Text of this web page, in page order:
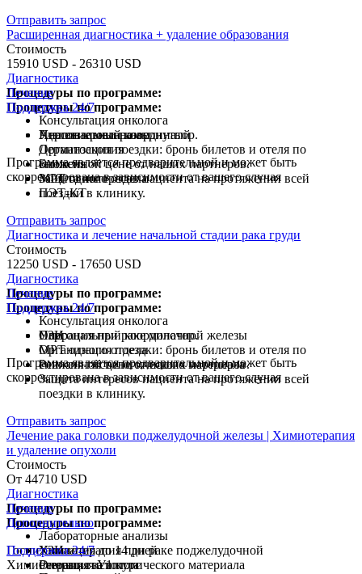
Отправить запрос
Расширенная диагностика + удаление образования
Стоимость
15910 USD - 26310 USD
Диагностика
Процедуры по программе:
Консультация онколога
Анализ крови развернутый
Дерматоскопия
Биопсия
МРТ одного отдела
ПЭТ-КТ
Лечение
Процедуры по программе:
Удаление меланомы
Программа является предварительной и может быть
скорректирована в зависимости от вашего случая
Поддержка 24/7
Персональный координатор.
Организация поездки: бронь билетов и отеля по
сниженной цене от наших партнеров.
Защита интересов пациента на протяжении всей
поездки в клинику.
Отправить запрос
Диагностика и лечение начальной стадии рака груди
Стоимость
12250 USD - 17650 USD
Диагностика
Процедуры по программе:
Консультация онколога
УЗИ
МРТ одного отдела
Ревизия гистологического материала
Лечение
Процедуры по программе:
Операция при раке молочной железы
Программа является предварительной и может быть
скорректирована в зависимости от вашего случая
Поддержка 24/7
Персональный координатор.
Организация поездки: бронь билетов и отеля по
сниженной цене от наших партнеров.
Защита интересов пациента на протяжении всей
поездки в клинику.
Отправить запрос
Лечение рака головки поджелудочной железы | Химиотерапия
и удаление опухоли
Стоимость
От 44710 USD
Диагностика
Процедуры по программе:
Лабораторные анализы
УЗИ
Ревизия гистологического материала
Лечение
Процедуры по программе:
Химиотерапия при раке поджелудочной
Операция Уиппла
Дополнительно
Госпитализация до 14 дней
Химиотерапия за 1 курс
Поддержка 24/7